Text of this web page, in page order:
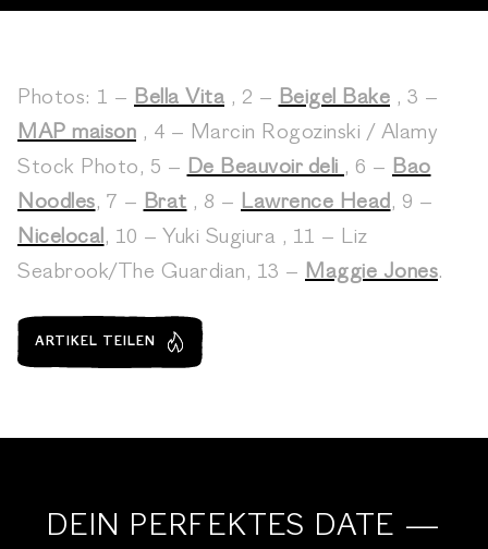
Photos: 1 – Bella Vita , 2 – Beigel Bake , 3 –
MAP maison , 4 – Marcin Rogozinski / Alamy
Stock Photo, 5 – De Beauvoir deli , 6 – Bao
Noodles, 7 – Brat , 8 – Lawrence Head , 9 –
Nicelocal , 10 – Yuki Sugiura , 11 – Liz
Seabrook/The Guardian, 13 – Maggie Jones.
ARTIKEL TEILEN
DEIN PERFEKTES DATE —